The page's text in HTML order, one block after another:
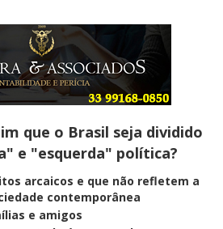
Alimentícia: entenda o que é
solicitar
oferece escuta em saúde
para jovens no SUS Digital
que o Brasil seja dividido
e "esquerda" política?
arcaicos e que não refletem a
contemporânea
e amigos